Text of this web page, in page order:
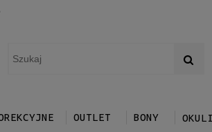
OUTLET BONY